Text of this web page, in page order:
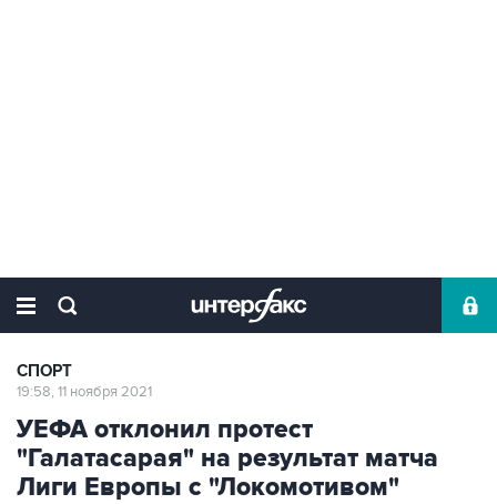
СПОРТ
19:58, 11 ноября 2021
УЕФА отклонил протест
"Галатасарая" на результат матча
Лиги Европы с "Локомотивом"